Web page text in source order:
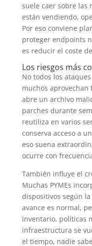
suele caer sobre las
están vendiendo,
Por eso conviene
proteger endpoints
es reducir el coste
Los riesgos más
No todos los
muchos
abre un archivo
parches durante
reutiliza en varios
conserva acceso a
eso suena
ocurre con
También influye el
Muchas PYMEs
dispositivos según
avance es normal,
inventario, políticas
infraestructura se
el tiempo, nadie